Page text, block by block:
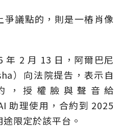
議點的，則是一樁肖像
年 2 月 13 日，阿爾巴尼
）向法院提告，表示自
，授權臉與聲音給
助理使用，合約到 2025
限定於該平台。